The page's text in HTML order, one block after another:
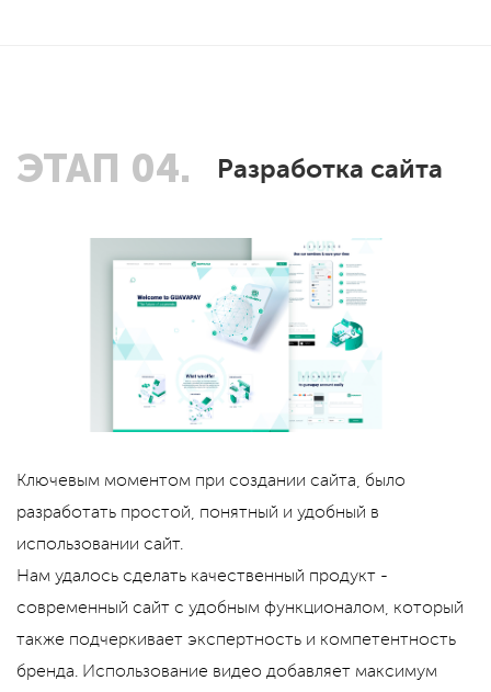
ЭТАП 04. Разработка сайта
Ключевым моментом при создании сайта, было
разработать простой, понятный и удобный в
использовании сайт.
Нам удалось сделать качественный продукт -
современный сайт с удобным функционалом, который
также подчеркивает экспертность и компетентность
бренда. Использование видео добавляет максимум